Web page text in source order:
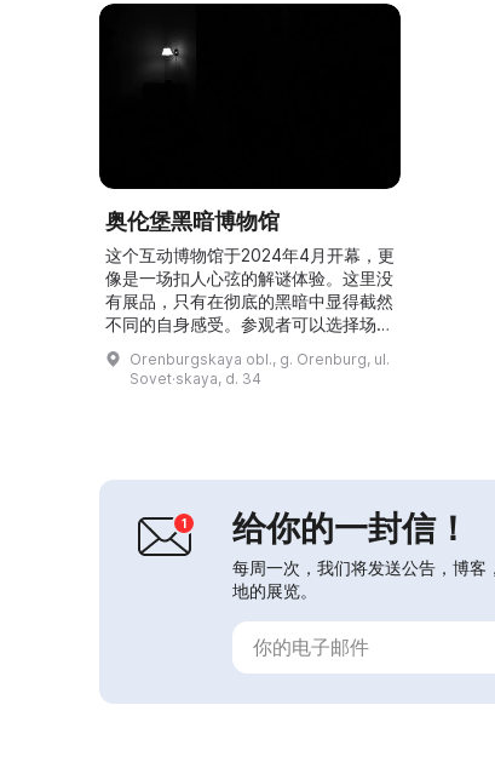
奥伦堡黑暗博物馆
这个互动博物馆于2024年4月开幕，更
像是一场扣人心弦的解谜体验。这里没
有展品，只有在彻底的黑暗中显得截然
不同的自身感受。参观者可以选择场
景：普通住宅公寓、林中空地或酒吧。
在这里，他们将在人为营造的黑暗中沉
浸一小时，必须学会信任听觉、嗅觉和
Orenburgskaya obl., g. Orenburg, ul.
Sovet·skaya, d. 34
给你的一封信！
每周一次，我们将发送公告，博
地的展览。